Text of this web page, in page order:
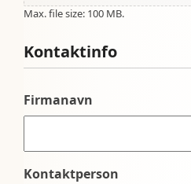
Max. file size: 100 MB.
Kontaktinfo
Firmanavn
Kontaktperson